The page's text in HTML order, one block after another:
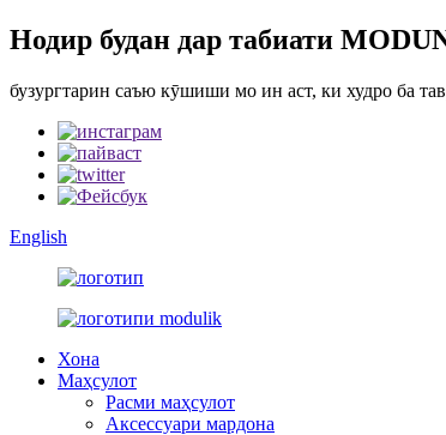
Нодир будан дар табиати
бузургтарин саъю кӯшиши мо ин аст, ки худро ба
English
Хона
Маҳсулот
Расми маҳсулот
Аксессуари мардона